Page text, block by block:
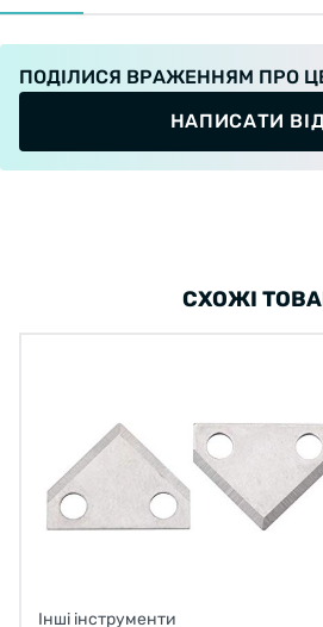
ПОДІЛИСЯ ВРАЖЕННЯМ ПРО
НАПИСАТИ
СХОЖІ
Інші інструменти